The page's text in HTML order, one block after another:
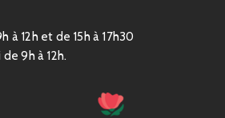
à 12h et de 15h à 17h30
9h à 12h.